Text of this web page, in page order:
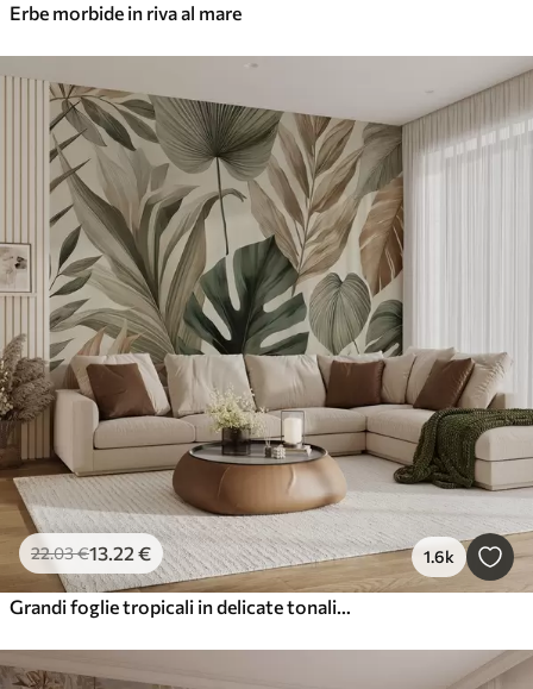
Erbe morbide in riva al mare
22.03€13.22 € 1.6k
Grandi foglie tropicali in delicate tonalità pastello